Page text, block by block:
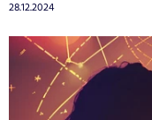
28.12.2024